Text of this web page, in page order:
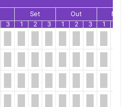
Set Out
Nov
3 1 2 3 1 2 3 1